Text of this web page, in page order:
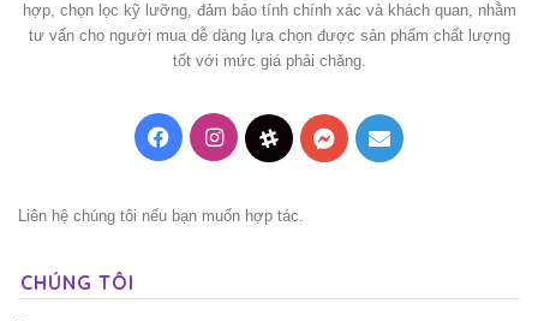
hợp, chọn lọc kỹ lưỡng, đảm bảo tính chính xác và khách quan, nhằm
tư vấn cho người mua dễ dàng lựa chọn được sản phẩm chất lượng
tốt với mức giá phải chăng.
FacebookInstagramThreadsMessenger
Mail
Liên hệ chúng tôi nếu bạn muốn hợp tác.
CHÚNG TÔI